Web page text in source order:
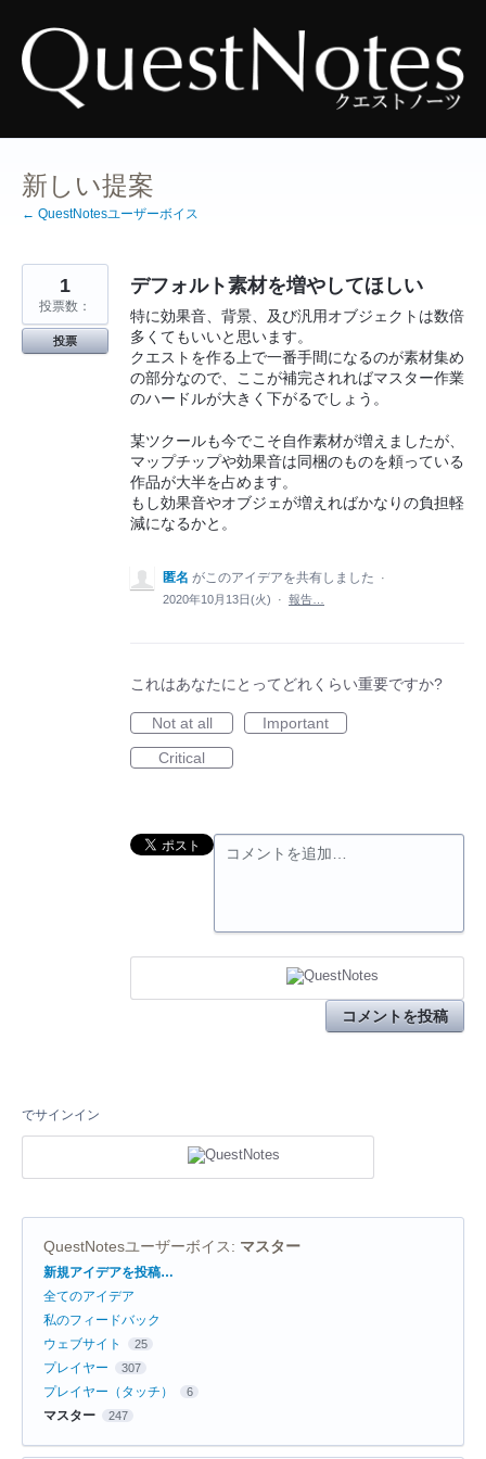
ン
テ
ン
ツ
新しい提案
← QuestNotesユーザーボイス
デフォルト素材を増やしてほしい
特に効果音、背景、及び汎用オブジェクトは数倍
多くてもいいと思います。
クエストを作る上で一番手間になるのが素材集め
の部分なので、ここが補完されればマスター作業
のハードルが大きく下がるでしょう。
某ツクールも今でこそ自作素材が増えましたが、
マップチップや効果音は同梱のものを頼っている
作品が大半を占めます。
もし効果音やオブジェが増えればかなりの負担軽
減になるかと。
1
投票数：
投票
匿名 がこのアイデアを共有しました
·
2020年10月13日(火)
· 報告…
これはあなたにとってどれくらい重要ですか?
Not at all
Important
Critical
コメントを追加…
コメントを投稿
でサインイン
QuestNotesユーザーボイス: マスター
カ
テ
ゴ
リ
新規アイデアを投稿…
全てのアイデア
私のフィードバック
ウェブサイト
25
プレイヤー 307
プレイヤー（タッチ） 6
マスター 247